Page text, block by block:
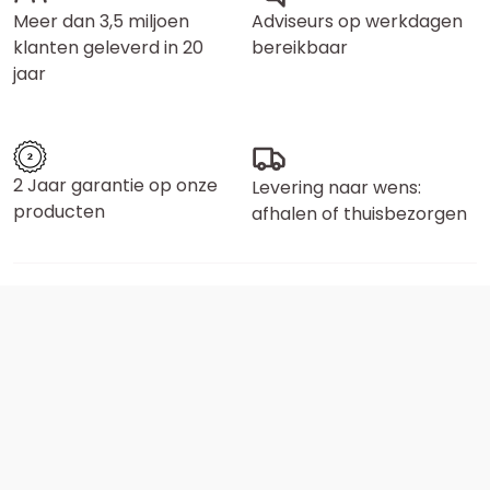
Meer dan 3,5 miljoen
klanten geleverd in 20
jaar
Adviseurs op werkdagen
bereikbaar
2 Jaar garantie op onze
producten
Levering naar wens:
afhalen of thuisbezorgen